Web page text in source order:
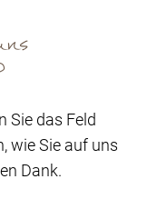
Sie das Feld
wie Sie auf uns
Dank.